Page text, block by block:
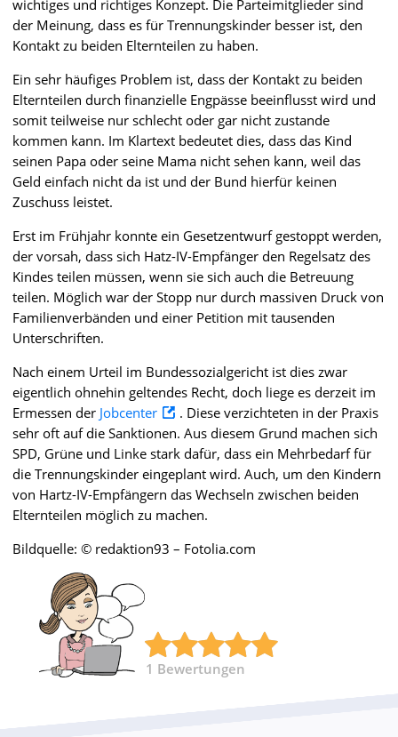
wichtiges und richtiges Konzept. Die Parteimitglieder sind
der Meinung, dass es für Trennungskinder besser ist, den
Kontakt zu beiden Elternteilen zu haben.
Ein sehr häufiges Problem ist, dass der Kontakt zu beiden
Elternteilen durch finanzielle Engpässe beeinflusst wird und
somit teilweise nur schlecht oder gar nicht zustande
kommen kann. Im Klartext bedeutet dies, dass das Kind
seinen Papa oder seine Mama nicht sehen kann, weil das
Geld einfach nicht da ist und der Bund hierfür keinen
Zuschuss leistet.
Erst im Frühjahr konnte ein Gesetzentwurf gestoppt werden,
der vorsah, dass sich Hatz-IV-Empfänger den Regelsatz des
Kindes teilen müssen, wenn sie sich auch die Betreuung
teilen. Möglich war der Stopp nur durch massiven Druck von
Familienverbänden und einer Petition mit tausenden
Unterschriften.
Nach einem Urteil im Bundessozialgericht ist dies zwar
eigentlich ohnehin geltendes Recht, doch liege es derzeit im
Ermessen der Jobcenter
. Diese verzichteten in der Praxis
sehr oft auf die Sanktionen. Aus diesem Grund machen sich
SPD, Grüne und Linke stark dafür, dass ein Mehrbedarf für
die Trennungskinder eingeplant wird. Auch, um den Kindern
von Hartz-IV-Empfängern das Wechseln zwischen beiden
Elternteilen möglich zu machen.
Bildquelle: © redaktion93 – Fotolia.com
1 Bewertungen